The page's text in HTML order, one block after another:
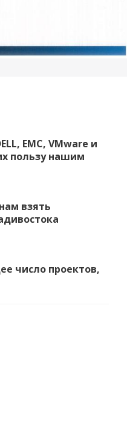
EMC, VMware и
пользу нашим
взять
число проектов,